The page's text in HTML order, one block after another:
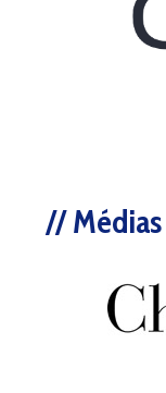
Médias